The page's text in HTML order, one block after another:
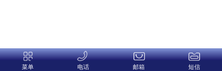
菜单 电话 邮箱 短信